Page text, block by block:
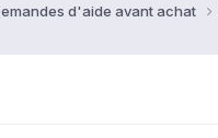
d'aide avant achat